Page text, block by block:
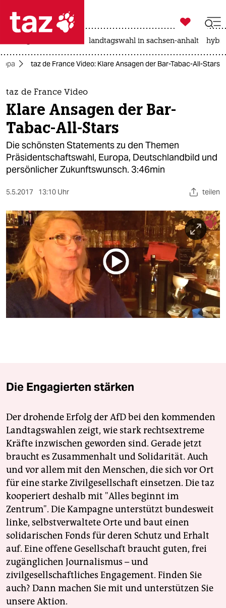
 taz zahl ich
taz zahl ich
themen
politik
öko
gesellschaft
berlin
nord
wahrheit
verlag
verlag
unterstützen
abo
genossenschaft
epaper login

taz zahl ich
landtagswahl in sachsen-anhalt
taz de France Video: Klare Ansagen der Bar-Tabac-All-Stars
taz de France Video
Klare Ansagen der Bar-
Tabac-All-Stars
Die schönsten Statements zu den Themen
Präsidentschaftswahl, Europa, Deutschlandbild und
persönlicher Zukunftswunsch. 3:46min
5.5.2017 13:10 Uhr teilen
Die Engagierten stärken
Der drohende Erfolg der AfD bei den kommenden
Landtagswahlen zeigt, wie stark rechtsextreme
Kräfte inzwischen geworden sind. Gerade jetzt
braucht es Zusammenhalt und Solidarität. Auch
und vor allem mit den Menschen, die sich vor Ort
für eine starke Zivilgesellschaft einsetzen. Die taz
kooperiert deshalb mit "Alles beginnt im
Zentrum". Die Kampagne unterstützt bundesweit
linke, selbstverwaltete Orte und baut einen
solidarischen Fonds für deren Schutz und Erhalt
auf. Eine offene Gesellschaft braucht guten, frei
zugänglichen Journalismus – und
zivilgesellschaftliches Engagement. Finden Sie
auch? Dann machen Sie mit und unterstützen Sie
unsere Aktion.